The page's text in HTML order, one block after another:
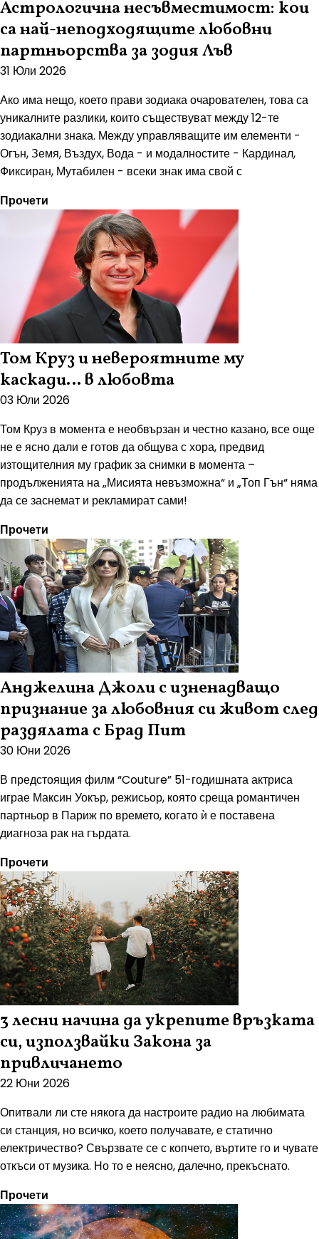
Астрологична несъвместимост: кои
са най-неподходящите любовни
партньорства за зодия Лъв
31 Юли 2026
Ако има нещо, което прави зодиака очарователен, това са
уникалните разлики, които съществуват между 12-те
зодиакални знака. Между управляващите им елементи -
Огън, Земя, Въздух, Вода - и модалностите - Кардинал,
Фиксиран, Мутабилен - всеки знак има свой с
Прочети
Том Круз и невероятните му
каскади… в любовта
03 Юли 2026
Том Круз в момента е необвързан и честно казано, все още
не е ясно дали е готов да общува с хора, предвид
изтощителния му график за снимки в момента –
продълженията на „Мисията невъзможна“ и „Топ Гън“ няма
да се заснемат и рекламират сами!
Прочети
Анджелина Джоли с изненадващо
признание за любовния си живот след
раздялата с Брад Пит
30 Юни 2026
В предстоящия филм “Couture” 51-годишната актриса
играе Максин Уокър, режисьор, която среща романтичен
партньор в Париж по времето, когато ѝ е поставена
диагноза рак на гърдата.
Прочети
3 лесни начина да укрепите връзката
си, използвайки Закона за
привличането
22 Юни 2026
Опитвали ли сте някога да настроите радио на любимата
си станция, но всичко, което получавате, е статично
електричество? Свързвате се с копчето, въртите го и чувате
откъси от музика. Но то е неясно, далечно, прекъснато.
Прочети